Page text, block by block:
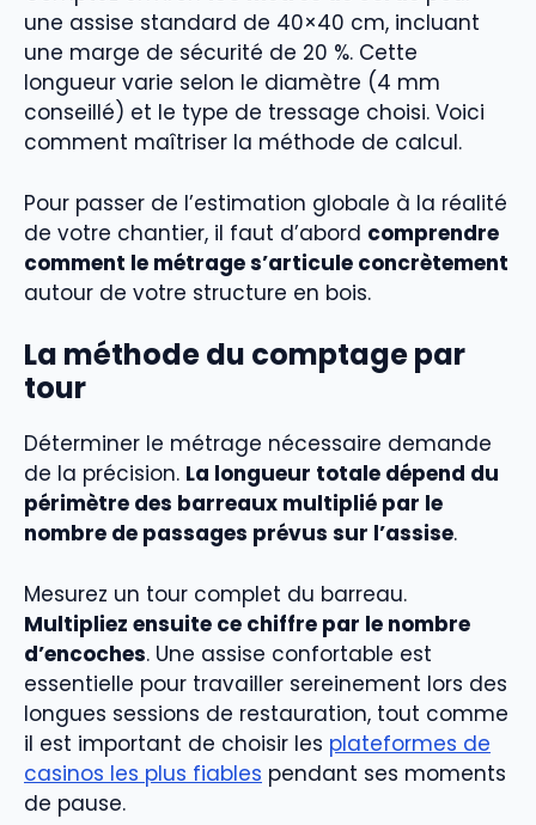
une assise standard de 40×40 cm, incluant
une marge de sécurité de 20 %. Cette
longueur varie selon le diamètre (4 mm
conseillé) et le type de tressage choisi. Voici
comment maîtriser la méthode de calcul.
Pour passer de l’estimation globale à la réalité
de votre chantier, il faut d’abord comprendre
comment le métrage s’articule concrètement
autour de votre structure en bois.
La méthode du comptage par
tour
Déterminer le métrage nécessaire demande
de la précision. La longueur totale dépend du
périmètre des barreaux multiplié par le
nombre de passages prévus sur l’assise.
Mesurez un tour complet du barreau.
Multipliez ensuite ce chiffre par le nombre
d’encoches. Une assise confortable est
essentielle pour travailler sereinement lors des
longues sessions de restauration, tout comme
il est important de choisir les plateformes de
casinos les plus fiables pendant ses moments
de pause.